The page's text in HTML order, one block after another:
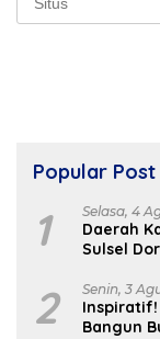
Popular Post
1 Selasa, 4
Daerah
Sulsel
2 Senin, 3
Inspiratif!
Bangun